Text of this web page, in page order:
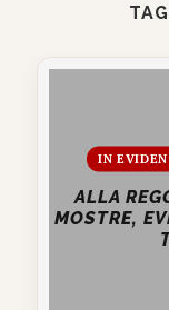
IN
ALLA
MOSTRE,